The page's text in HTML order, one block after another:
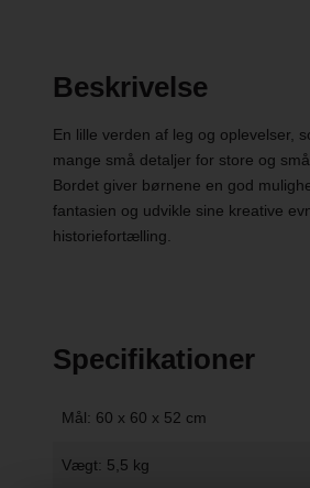
Beskrivelse
En lille verden af leg og oplevelser,
mange små detaljer for store og
Bordet giver børnene en god
fantasien og udvikle sine kreative
historiefortælling.
Specifikationer
Mål: 60 x 60 x 52 cm
Vægt: 5,5 kg